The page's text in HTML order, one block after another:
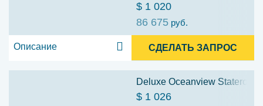
$ 1 020
86 675 руб.
Описание СДЕЛАТЬ ЗАПРОС
Deluxe Oceanview
$ 1 026